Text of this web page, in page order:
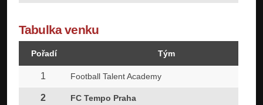
Tabulka venku
Pořadí Tým
1 Football Talent Academy
2 FC Tempo Praha